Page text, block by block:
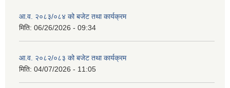
आ.व. २०८३/०८४ को बजेट तथा कार्यक्रम
मिति: 06/26/2026 - 09:34
आ.व. २०८२/०८३ को बजेट तथा कार्यक्रम
मिति: 04/07/2026 - 11:05